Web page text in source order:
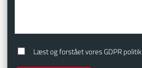
Læst og forstået vores GDPR politik